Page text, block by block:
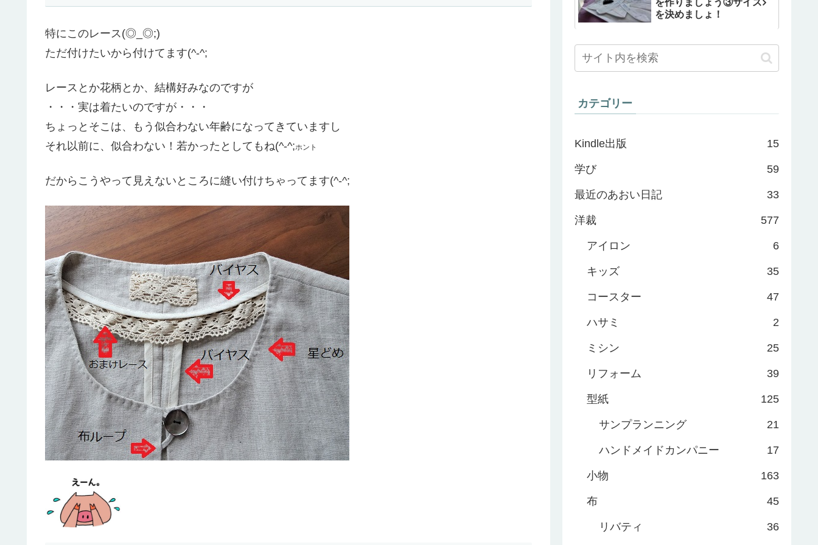
特にこのレース(◎_◎;)
ただ付けたいから付けてます(^-^;
レースとか花柄とか、結構好みなのですが
・・・実は着たいのですが・・・
ちょっとそこは、もう似合わない年齢になってきていますし
それ以前に、似合わない！若かったとしてもね(^-^;ホント
だからこうやって見えないところに縫い付けちゃってます(^-^;
を決めましょ！
カテゴリー
Kindle出版 15
学び 59
最近のあおい日記 33
洋裁 577
アイロン 6
キッズ 35
コースター 47
ハサミ 2
ミシン 25
リフォーム 39
型紙 125
サンプランニング 21
ハンドメイドカンパニー 17
小物 163
布 45
リバティ 36